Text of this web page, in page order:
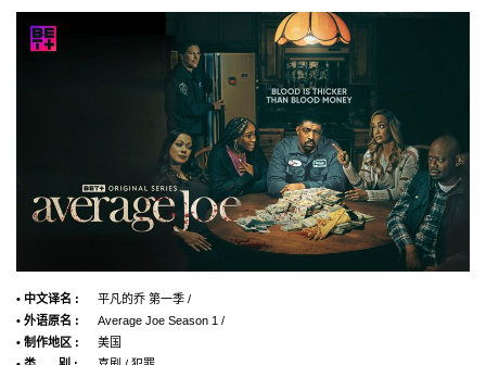
• 中文译名 :
平凡的乔 第一季 /
• 外语原名 :
Average Joe Season 1 /
• 制作地区 :
美国